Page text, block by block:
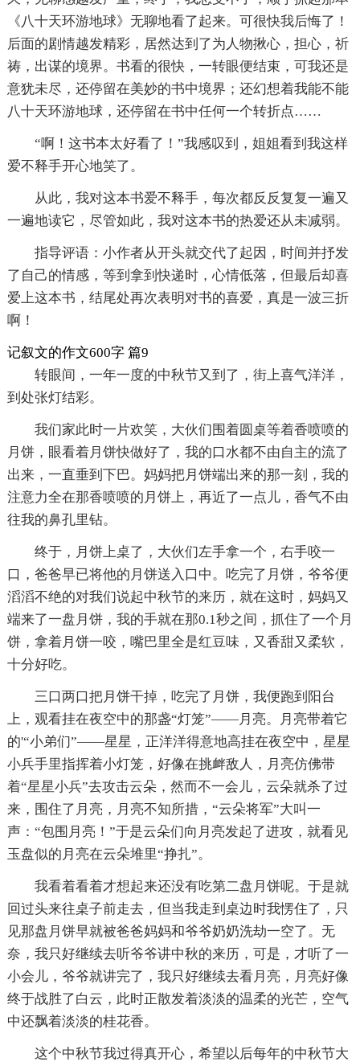
《八十天环游地球》无聊地看了起来。可很快我后悔了！
后面的剧情越发精彩，居然达到了为人物揪心，担心，祈
祷，出谋的境界。书看的很快，一转眼便结束，可我还是
意犹未尽，还停留在美妙的书中境界；还幻想着我能不能
八十天环游地球，还停留在书中任何一个转折点……
“啊！这书本太好看了！”我感叹到，姐姐看到我这样
爱不释手开心地笑了。
从此，我对这本书爱不释手，每次都反反复复一遍又
一遍地读它，尽管如此，我对这本书的热爱还从未减弱。
指导评语：小作者从开头就交代了起因，时间并抒发
了自己的情感，等到拿到快递时，心情低落，但最后却喜
爱上这本书，结尾处再次表明对书的喜爱，真是一波三折
啊！
记叙文的作文600字 篇9
转眼间，一年一度的中秋节又到了，街上喜气洋洋，
到处张灯结彩。
我们家此时一片欢笑，大伙们围着圆桌等着香喷喷的
月饼，眼看着月饼快做好了，我的口水都不由自主的流了
出来，一直垂到下巴。妈妈把月饼端出来的那一刻，我的
注意力全在那香喷喷的月饼上，再近了一点儿，香气不由
往我的鼻孔里钻。
终于，月饼上桌了，大伙们左手拿一个，右手咬一
口，爸爸早已将他的月饼送入口中。吃完了月饼，爷爷便
滔滔不绝的对我们说起中秋节的来历，就在这时，妈妈又
端来了一盘月饼，我的手就在那0.1秒之间，抓住了一个月
饼，拿着月饼一咬，嘴巴里全是红豆味，又香甜又柔软，
十分好吃。
三口两口把月饼干掉，吃完了月饼，我便跑到阳台
上，观看挂在夜空中的那盏“灯笼”——月亮。月亮带着它
的'“小弟们”——星星，正洋洋得意地高挂在夜空中，星星
小兵手里指挥着小灯笼，好像在挑衅敌人，月亮仿佛带
着“星星小兵”去攻击云朵，然而不一会儿，云朵就杀了过
来，围住了月亮，月亮不知所措，“云朵将军”大叫一
声：“包围月亮！”于是云朵们向月亮发起了进攻，就看见
玉盘似的月亮在云朵堆里“挣扎”。
我看着看着才想起来还没有吃第二盘月饼呢。于是就
回过头来往桌子前走去，但当我走到桌边时我愣住了，只
见那盘月饼早就被爸爸妈妈和爷爷奶奶洗劫一空了。无
奈，我只好继续去听爷爷讲中秋的来历，可是，才听了一
小会儿，爷爷就讲完了，我只好继续去看月亮，月亮好像
终于战胜了白云，此时正散发着淡淡的温柔的光芒，空气
中还飘着淡淡的桂花香。
这个中秋节我过得真开心，希望以后每年的中秋节大